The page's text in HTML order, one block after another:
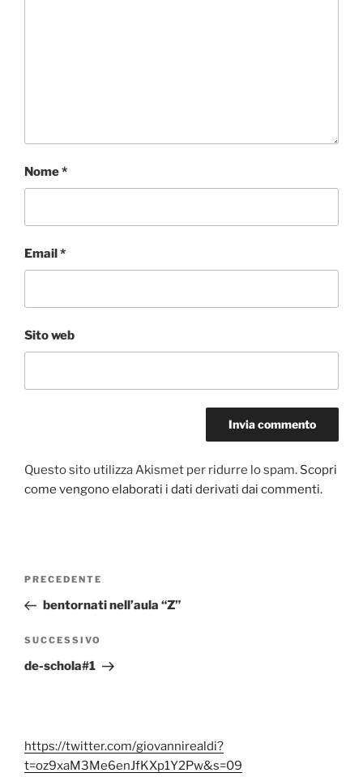
Nome*
Email *
Sito web
Questo sito utilizza Akismet per ridurre lo spam. Scopri
come vengono elaborati i dati derivati dai commenti.
Navigazione
Articolo
precedente:
PRECEDENTE
bentornati nell’aula “Z”
Articolo
successivo
SUCCESSIVO
de-schola#1
https://twitter.com/giovannirealdi?
t=oz9xaM3Me6enJfKXp1Y2Pw&s=09